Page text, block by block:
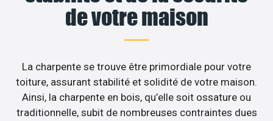
de votre maison
La charpente se trouve être primordiale pour votre
toiture, assurant stabilité et solidité de votre maison.
Ainsi, la charpente en bois, qu’elle soit ossature ou
traditionnelle, subit de nombreuses contraintes dues